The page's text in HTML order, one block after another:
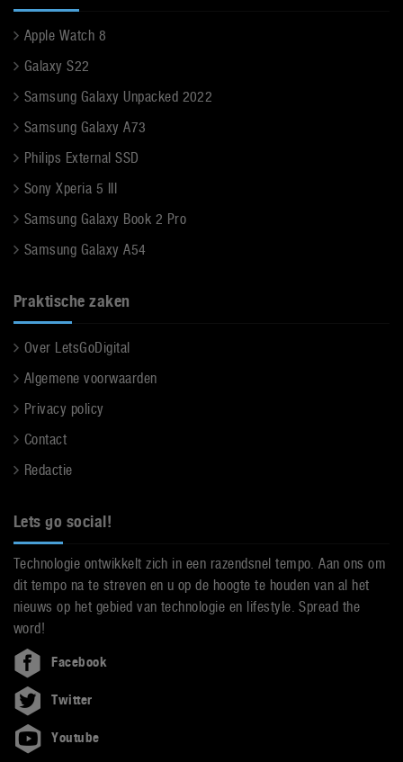
Apple Watch 8
Galaxy S22
Samsung Galaxy Unpacked 2022
Samsung Galaxy A73
Philips External SSD
Sony Xperia 5 III
Samsung Galaxy Book 2 Pro
Samsung Galaxy A54
Praktische zaken
Over LetsGoDigital
Algemene voorwaarden
Privacy policy
Contact
Redactie
Lets go social!
Technologie ontwikkelt zich in een razendsnel tempo. Aan ons om
dit tempo na te streven en u op de hoogte te houden van al het
nieuws op het gebied van technologie en lifestyle. Spread the
word!
Facebook
Twitter
Youtube